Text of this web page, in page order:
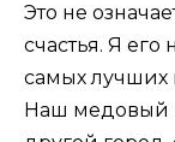
Это не
счастья. Я
самых лучших
Наш медовый